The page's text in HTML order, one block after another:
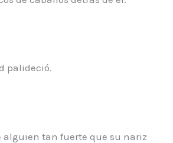
palideció.
alguien tan fuerte que su nariz